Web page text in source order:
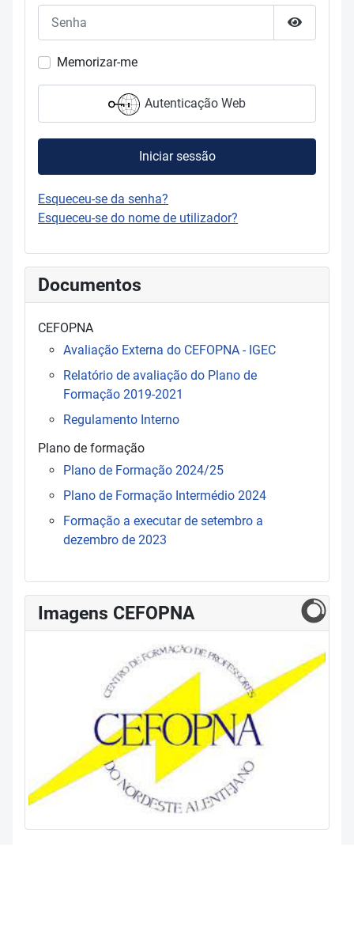
Mostrar
Memorizar-me
Autenticação Web
Iniciar sessão
Esqueceu-se da senha?
Esqueceu-se do nome de utilizador?
Documentos
CEFOPNA
Avaliação Externa do CEFOPNA - IGEC
Relatório de avaliação do Plano de
Formação 2019-2021
Regulamento Interno
Plano de formação
Plano de Formação 2024/25
Plano de Formação Intermédio 2024
Formação a executar de setembro a
dezembro de 2023
Imagens CEFOPNA